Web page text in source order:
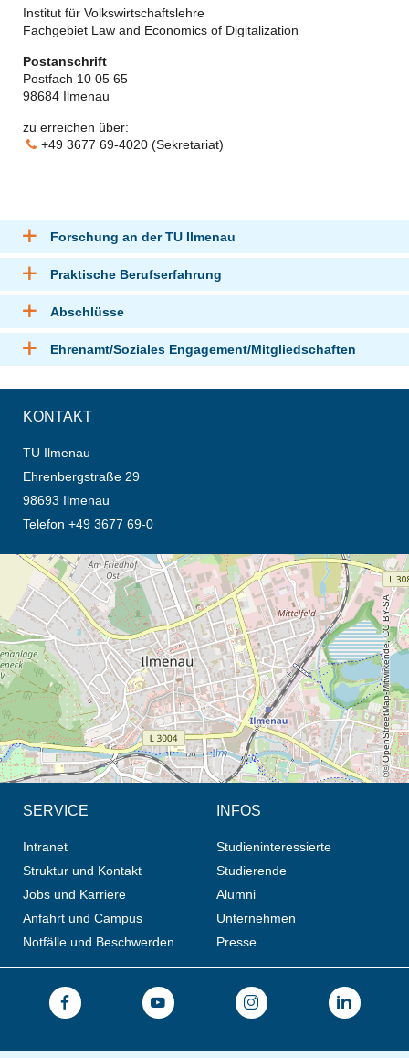
Institut für Volkswirtschaftslehre
Fachgebiet Law and Economics of Digitalization
Postanschrift
Postfach 10 05 65
98684 Ilmenau
zu erreichen über:
+49 3677 69-4020 (Sekretariat)
Forschung an der TU Ilmenau
Praktische Berufserfahrung
Abschlüsse
Ehrenamt/Soziales Engagement/Mitgliedschaften
KONTAKT
TU Ilmenau
Ehrenbergstraße 29
98693 Ilmenau
Telefon +49 3677 69-0
Öffnet die Anfahrtsbeschreibung in neuem Tab (Karte)
© OpenStreetMap-Mitwirkende, CC BY-SA
SERVICE
Intranet
Struktur und Kontakt
Jobs und Karriere
Anfahrt und Campus
Notfälle und Beschwerden
INFOS
Studieninteressierte
Studierende
Alumni
Unternehmen
Presse